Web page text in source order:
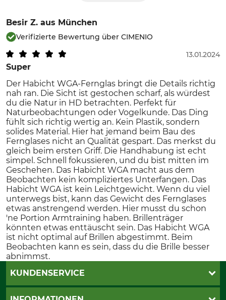
Besir Z. aus München
Verifizierte Bewertung über CIMENIO
Super
13.01.2024
Der Habicht WGA-Fernglas bringt die Details richtig
nah ran. Die Sicht ist gestochen scharf, als würdest
du die Natur in HD betrachten. Perfekt für
Naturbeobachtungen oder Vogelkunde. Das Ding
fühlt sich richtig wertig an. Kein Plastik, sondern
solides Material. Hier hat jemand beim Bau des
Fernglases nicht an Qualität gespart. Das merkst du
gleich beim ersten Griff. Die Handhabung ist echt
simpel. Schnell fokussieren, und du bist mitten im
Geschehen. Das Habicht WGA macht aus dem
Beobachten kein kompliziertes Unterfangen. Das
Habicht WGA ist kein Leichtgewicht. Wenn du viel
unterwegs bist, kann das Gewicht des Fernglases
etwas anstrengend werden. Hier musst du schon
'ne Portion Armtraining haben. Brillenträger
könnten etwas enttäuscht sein. Das Habicht WGA
ist nicht optimal auf Brillen abgestimmt. Beim
Beobachten kann es sein, dass du die Brille besser
abnimmst.
KUNDENSERVICE
Live-Shopping